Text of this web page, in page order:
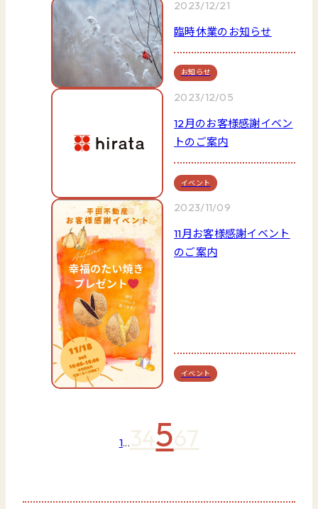
臨時休業のお知らせ
お知らせ
2023/12/21
12月のお客様感謝イベン
トのご案内
イベント
2023/12/05
11月お客様感謝イベント
のご案内
イベント
2023/11/09
1...34567